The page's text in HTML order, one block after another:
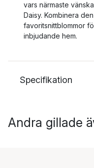
vars närmaste
Daisy. Kombinera
favoritsnittblommor
inbjudande hem.
Specifikation
Andra gillade